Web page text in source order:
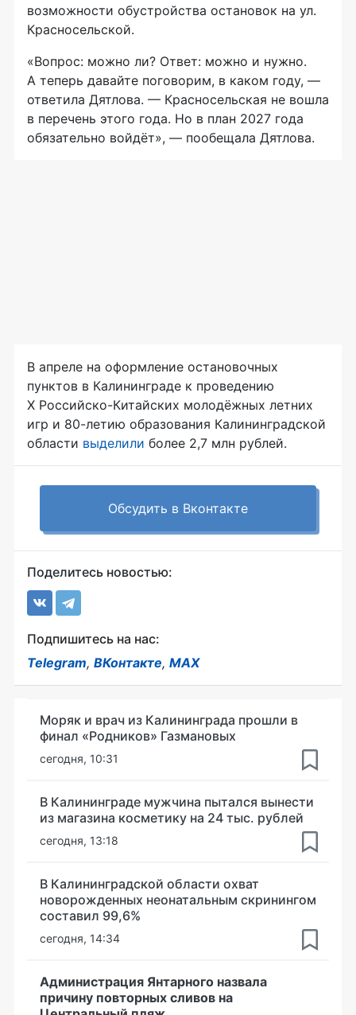
возможности обустройства остановок на ул.
Красносельской.
«Вопрос: можно ли? Ответ: можно и нужно.
А теперь давайте поговорим, в каком году, —
ответила Дятлова. — Красносельская не вошла
в перечень этого года. Но в план 2027 года
обязательно войдёт», — пообещала Дятлова.
В апреле на оформление остановочных
пунктов в Калининграде к проведению
X Российско-Китайских молодёжных летних
игр и 80-летию образования Калининградской
области выделили более 2,7 млн рублей.
Обсудить в Вконтакте
Поделитесь новостью:
Подпишитесь на нас:
Telegram, ВКонтакте, MAX
Моряк и врач из Калининграда прошли в
финал «Родников» Газмановых
сегодня, 10:31
В Калининграде мужчина пытался вынести
из магазина косметику на 24 тыс. рублей
сегодня, 13:18
В Калининградской области охват
новорожденных неонатальным скринингом
составил 99,6%
сегодня, 14:34
Администрация Янтарного назвала
причину повторных сливов на